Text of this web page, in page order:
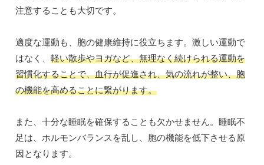
注意することも大切です。
適度な運動も、胞の健康維持に役立ちます。激しい運動で
はなく、 軽い散歩やヨガなど、無理なく続けられる運動を
習慣化することで、血行が促進され、気の流れが整い、胞
の機能を高めることに繋がります。
また、十分な睡眠を確保することも欠かせません。睡眠不
足は、ホルモンバランスを乱し、胞の機能を低下させる原
因となります。